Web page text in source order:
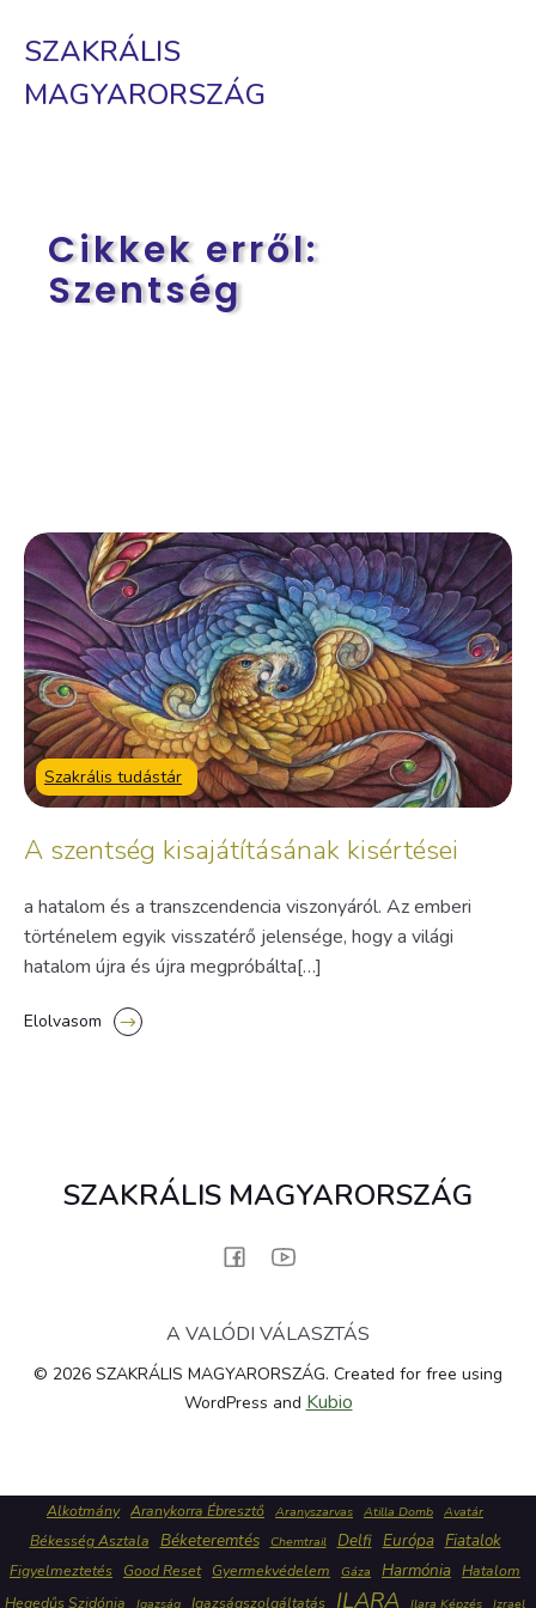
SZAKRÁLIS
MAGYARORSZÁG
Cikkek erről:
Szentség
Szakrális tudástár
A szentség kisajátításának kisértései
a hatalom és a transzcendencia viszonyáról. Az emberi
történelem egyik visszatérő jelensége, hogy a világi
hatalom újra és újra megpróbálta[…]
Elolvasom
SZAKRÁLIS MAGYARORSZÁG
A VALÓDI VÁLASZTÁS
© 2026 SZAKRÁLIS MAGYARORSZÁG. Created for free using
WordPress and Kubio
Alkotmány Aranykorra Ébresztő Aranyszarvas Atilla Domb Avatár
Békesség Asztala Béketeremtés Chemtrail Delfi Európa Fiatalok
Figyelmeztetés Good Reset Gyermekvédelem Gáza Harmónia Hatalom
Hegedűs Szidónia
Igazság Igazságszolgáltatás ILARA Ilara Képzés Izrael